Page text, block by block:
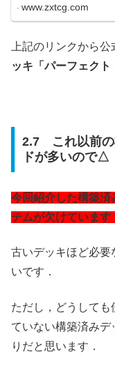
www.zxtcg.com
上記のリンクから
ッキ「パーフェクト
2.7 これ以前の
ドが多いので△
今回紹介した構築済
テムが欠けています
古いデッキほど必要
いです．
ただし，どうしても
ていない構築済み
りだと思います．